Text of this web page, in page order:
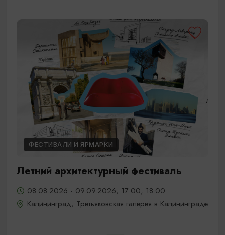
ФЕСТИВАЛИ И ЯРМАРКИ
Летний архитектурный фестиваль
08.08.2026 - 09.09.2026, 17:00, 18:00
Калининград, Третьяковская галерея в Калининграде